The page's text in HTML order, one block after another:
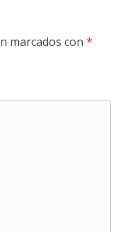
marcados con *